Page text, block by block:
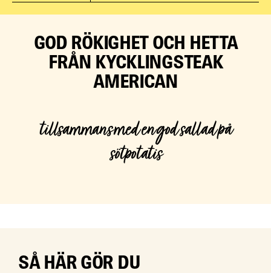
GOD RÖKIGHET OCH HETTA
FRÅN KYCKLINGSTEAK
AMERICAN
tillsammans med en god sallad på
sötpotatis
SÅ HÄR GÖR DU